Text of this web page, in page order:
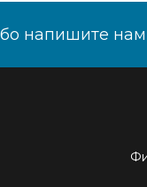
напишите